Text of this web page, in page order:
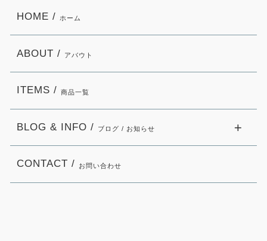
HOME / ホーム
ABOUT / アバウト
ITEMS / 商品一覧
BLOG & INFO / ブログ / お知らせ
CONTACT / お問い合わせ